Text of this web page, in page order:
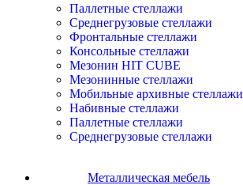
Паллетные стеллажи
Среднегрузовые стеллажи
Фронтальные стеллажи
Консольные стеллажи
Мезонин HIT CUBE
Мезонинные стеллажи
Мобильные архивные стеллажи
Набивные стеллажи
Паллетные стеллажи
Среднегрузовые стеллажи
Металлическая мебель